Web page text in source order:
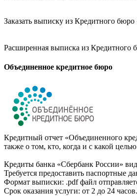
Заказать выписку из Кредитного
Расширенная выписка из Кредитного
Объединенное кредитное бюро
Кредитный отчет «Объединенного
также о том, кто, когда и с какой
Кредиты банка «Сбербанк России»
Требуется предоставить паспортные
Формат выписки: .pdf файл
Срок оказания услуги: от 2 до 24 часов.